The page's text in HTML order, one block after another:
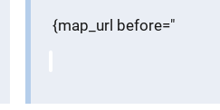
{map_url before="